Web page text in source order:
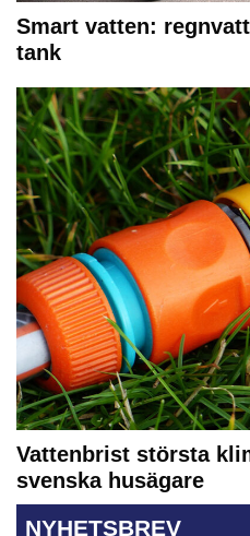
Smart vatten:
tank
Vattenbrist största
svenska husägare
NYHETSBREV